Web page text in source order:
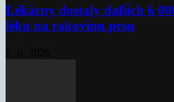
Lékárny dostaly dalších 6
léku na rakovinu prsu